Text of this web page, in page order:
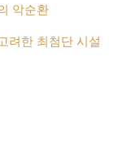
악순환
려한 최첨단 시설